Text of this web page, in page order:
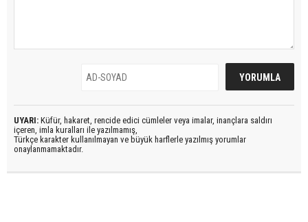
UYARI: Küfür, hakaret, rencide edici cümleler veya imalar, inançlara saldırı
içeren, imla kuralları ile yazılmamış,
Türkçe karakter kullanılmayan ve büyük harflerle yazılmış yorumlar
onaylanmamaktadır.